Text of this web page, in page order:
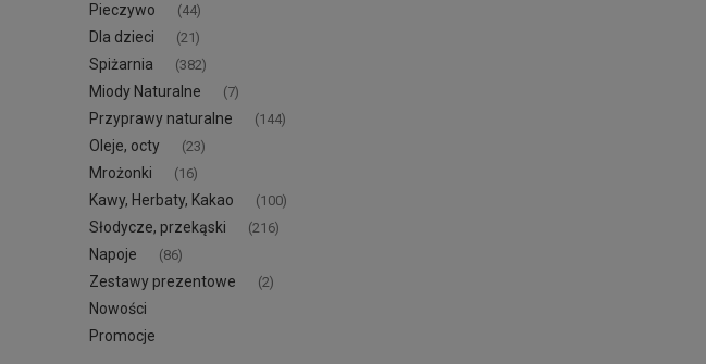
Pieczywo (44)
Dla dzieci (21)
Spiżarnia (382)
Miody Naturalne (7)
Przyprawy naturalne (144)
Oleje, octy (23)
Mrożonki (16)
Kawy, Herbaty, Kakao (100)
Słodycze, przekąski (216)
Napoje (86)
Zestawy prezentowe (2)
Nowości
Promocje